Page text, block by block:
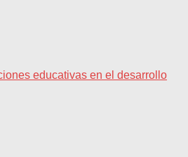
educativas en el desarrollo